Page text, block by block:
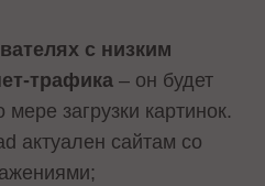
с низким
трафика – он будет
загрузки картинок.
актуален сайтам со